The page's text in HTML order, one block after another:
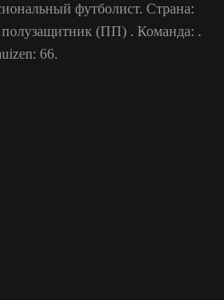
футболист. Страна:
(ПП) . Команда: .
66.